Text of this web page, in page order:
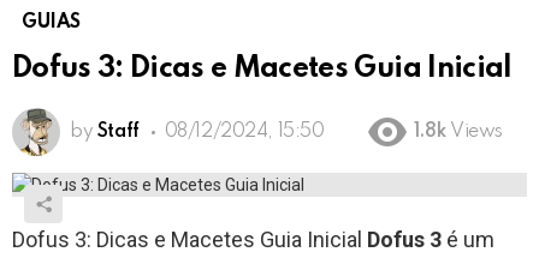
GUIAS
Dofus 3: Dicas e Macetes Guia Inicial
by Staff 08/12/2024, 15:50 1.8k Views
Dofus 3: Dicas e Macetes Guia Inicial Dofus 3 é um